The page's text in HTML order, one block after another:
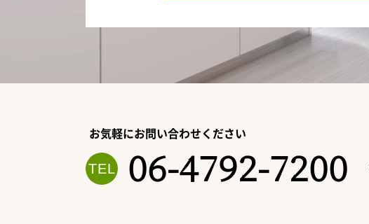
お気軽にお問い合わせください
06-4792-7200